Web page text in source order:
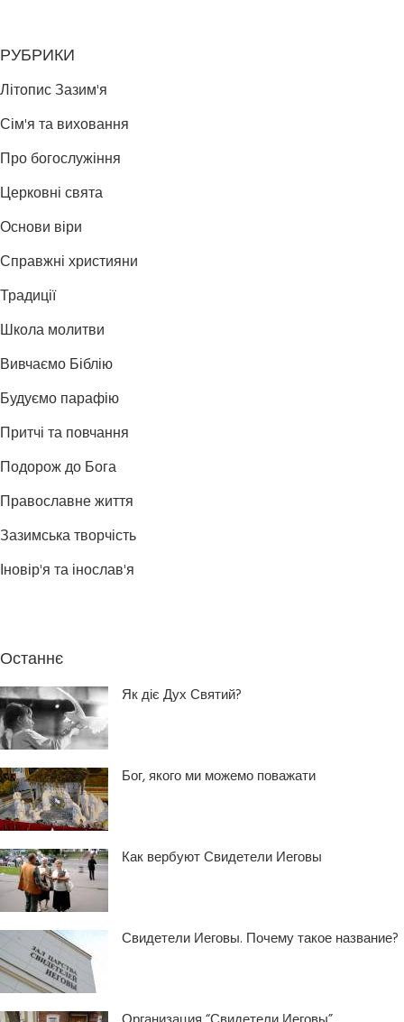
РУБРИКИ
Літопис Зазим'я
Сім'я та виховання
Про богослужіння
Церковні свята
Основи віри
Справжні християни
Традиції
Школа молитви
Вивчаємо Біблію
Будуємо парафію
Притчі та повчання
Подорож до Бога
Православне життя
Зазимська творчість
Іновір'я та інослав'я
Останнє
Як діє Дух Святий?
Бог, якого ми можемо поважати
Как вербуют Свидетели Иеговы
Свидетели Иеговы. Почему такое название?